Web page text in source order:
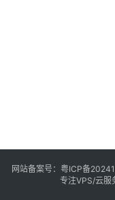
网站备案号： 粤ICP备
专注VPS/云服